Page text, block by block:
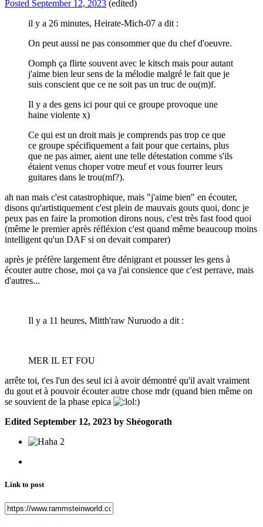
Posted September 12, 2023 (edited)
il y a 26 minutes, Heirate-Mich-07 a dit :
On peut aussi ne pas consommer que du chef d'oeuvre.
Oomph ça flirte souvent avec le kitsch mais pour autant
j'aime bien leur sens de la mélodie malgré le fait que je
suis conscient que ce ne soit pas un truc de ou(m)f.
Il y a des gens ici pour qui ce groupe provoque une
haine violente x)
Ce qui est un droit mais je comprends pas trop ce que
ce groupe spécifiquement a fait pour que certains, plus
que ne pas aimer, aient une telle détestation comme s'ils
étaient venus choper votre meuf et vous fourrer leurs
guitares dans le trou(mf?).
ah nan mais c'est catastrophique, mais "j'aime bien" en écouter,
disons qu'artistiquement c'est plein de mauvais gouts quoi, donc je
peux pas en faire la promotion dirons nous, c'est très fast food quoi
(même le premier après réfléxion c'est quand même beaucoup moins
intelligent qu'un DAF si on devait comparer)
après je préfère largement être dénigrant et pousser les gens à
écouter autre chose, moi ça va j'ai consience que c'est perrave, mais
d'autres...
Il y a 11 heures, Mitth'raw Nuruodo a dit :
MER IL ET FOU
arrête toi, t'es l'un des seul ici à avoir démontré qu'il avait vraiment
du gout et à pouvoir écouter autre chose mdr (quand bien même on
se souvient de la phase epica
)
Edited September 12, 2023 by Shéogorath
2
Link to post